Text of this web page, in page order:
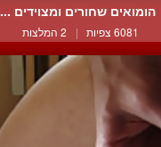
הומואים שחורים ומצוידים ...
6081 צפיות | 2 המלצות